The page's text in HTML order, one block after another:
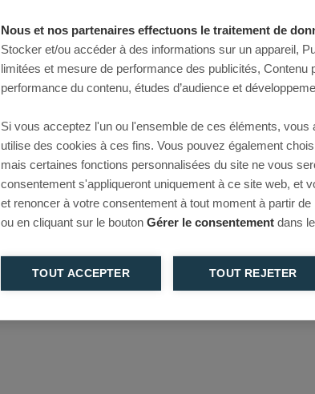
Nous et nos partenaires effectuons le traitement de
Stocker et/ou accéder à des informations sur un appareil,
limitées et mesure de performance des publicités, Contenu
performance du contenu, études d’audience et
Si vous acceptez l'un ou l'ensemble de ces éléments,
utilise des cookies à ces fins. Vous pouvez également
mais certaines fonctions personnalisées du site ne vous
consentement s'appliqueront uniquement à ce site web, et
et renoncer à votre consentement à tout moment à partir de
ou en cliquant sur le bouton Gérer le consentement dans
TOUT ACCEPTER TOUT REJETER
This page
Reload to try again, or go
Reload Back